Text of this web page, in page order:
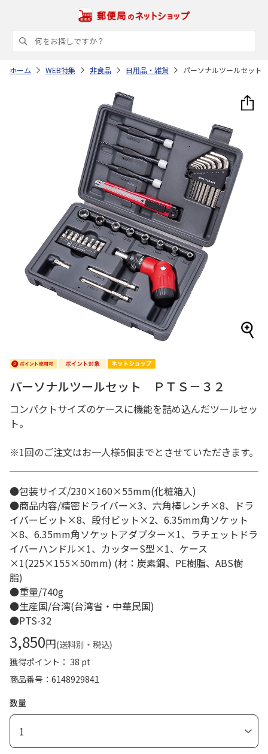
ホーム WEB特集 非食品 日用品・雑貨 パーソナルツールセッ
パーソナルツールセット ＰＴＳ－３２
コンパクトサイズのケースに機能を詰め込んだツールセッ
ト。
※1回のご注文はお一人様5個までとさせていただきます。
●包装サイズ/230×160×55mm(化粧箱入)
●商品内容/精密ドライバー×3、六角棒レンチ×8、ドラ
イバービット×8、段付ビット×2、6.35mm角ソケット
×8、6.35mm角ソケットアダプター×1、ラチェットドラ
イバーハンドル×1、カッターS型×1、ケース
×1(225×155×50mm) (材：炭素鋼、PE樹脂、ABS樹
脂)
●重量/740g
●生産国/台湾(台湾省・中華民国)
●PTS-32
3,850円(送料別・税込)
獲得ポイント： 38 pt
商品番号
6148929841
数量
1